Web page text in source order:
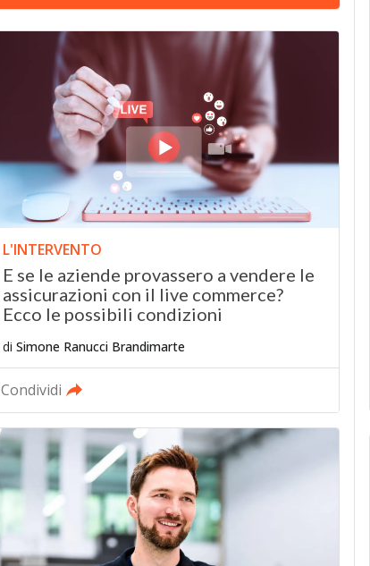
L'INTERVENTO
E se le aziende provassero a vendere le
assicurazioni con il live commerce?
Ecco le possibili condizioni
di Simone Ranucci Brandimarte
Condividi